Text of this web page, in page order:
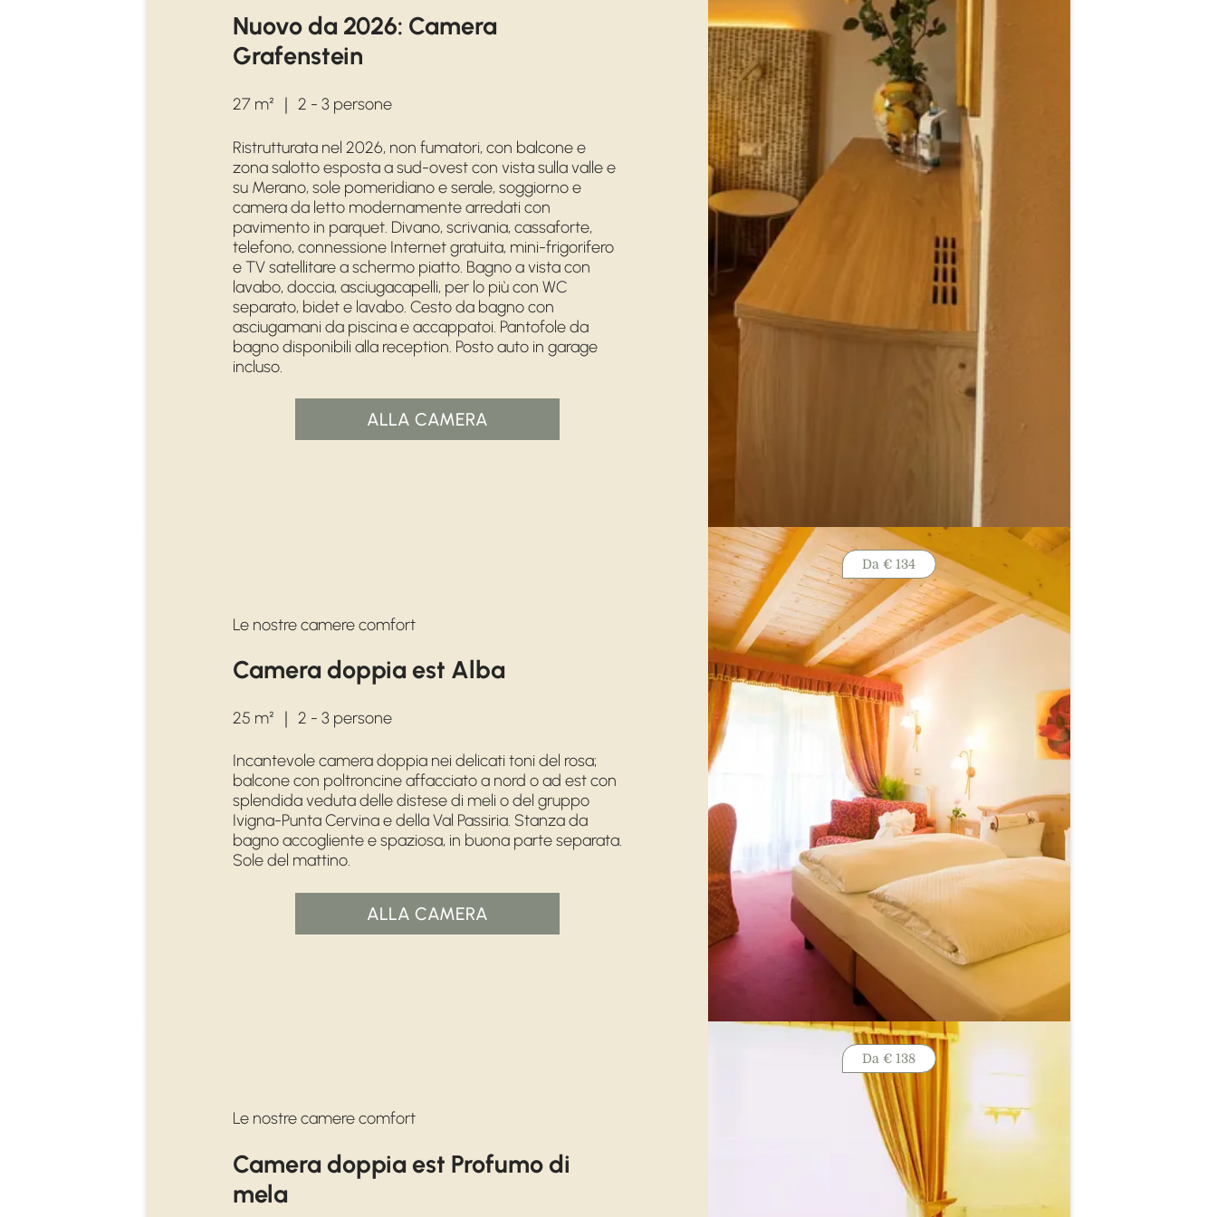
Nuovo da 2026: Camera
Grafenstein
27 m² ｜ 2 - 3 persone
Ristrutturata nel 2026, non fumatori, con balcone e
zona salotto esposta a sud-ovest con vista sulla valle e
su Merano, sole pomeridiano e serale, soggiorno e
camera da letto modernamente arredati con
pavimento in parquet. Divano, scrivania, cassaforte,
telefono, connessione Internet gratuita, mini-frigorifero
e TV satellitare a schermo piatto. Bagno a vista con
lavabo, doccia, asciugacapelli, per lo più con WC
separato, bidet e lavabo. Cesto da bagno con
asciugamani da piscina e accappatoi. Pantofole da
bagno disponibili alla reception. Posto auto in garage
incluso.
ALLA CAMERA
Le nostre camere comfort
Camera doppia est Alba
25 m² ｜ 2 - 3 persone
Incantevole camera doppia nei delicati toni del rosa;
balcone con poltroncine affacciato a nord o ad est con
splendida veduta delle distese di meli o del gruppo
Ivigna-Punta Cervina e della Val Passiria. Stanza da
bagno accogliente e spaziosa, in buona parte separata.
Sole del mattino.
ALLA CAMERA
Da€ 134
Le nostre camere comfort
Camera doppia est Profumo di
mela
Da€ 138